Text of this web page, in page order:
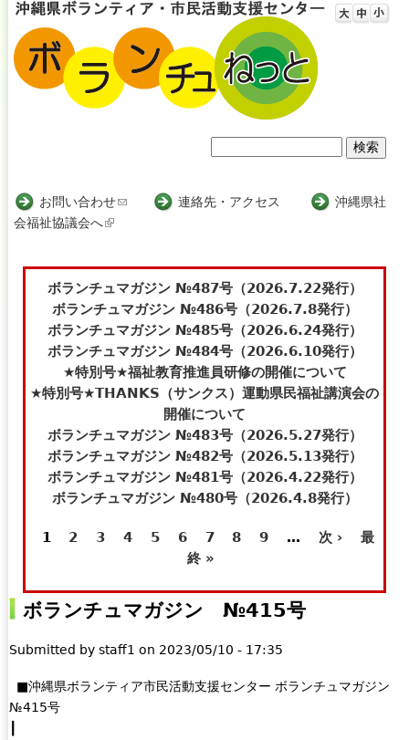
Jump to navigation
索
ォ
ー
ム
お問い合わせ(
n
k
s
e
n
d
s
-
m
a
i
連絡先・アクセス
沖縄県社
会福祉協議会へ(
i
n
k
i
s
e
x
e
r
n
a
)
ボランチュマガジン №487号（2026.7.22発行）
ボランチュマガジン №486号（2026.7.8発行）
ボランチュマガジン №485号（2026.6.24発行）
ボランチュマガジン №484号（2026.6.10発行）
★特別号★福祉教育推進員研修の開催について
★特別号★THANKS（サンクス）運動県民福祉講演会の
開催について
ボランチュマガジン №483号（2026.5.27発行）
ボランチュマガジン №482号（2026.5.13発行）
ボランチュマガジン №481号（2026.4.22発行）
ボランチュマガジン №480号（2026.4.8発行）
ペ
ジ
1 2 3 4 5 6 7 8 9 … 次 ›
最
終 »
ボランチュマガジン №415号
Submitted by staff1 on 2023/05/10 - 17:35
■沖縄県ボランティア市民活動支援センター ボランチュマガジン
№415号